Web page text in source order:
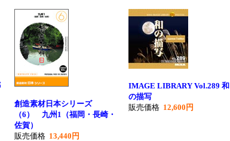
創造素材日本シリーズ
（6） 九州1（福岡・長崎・
佐賀）
販売価格 13,440円
IMAGE LIBRARY Vol.289 和
の描写
販売価格 12,600円